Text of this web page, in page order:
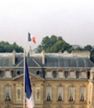
Hồ sơ
Thế giới
Biên
bền